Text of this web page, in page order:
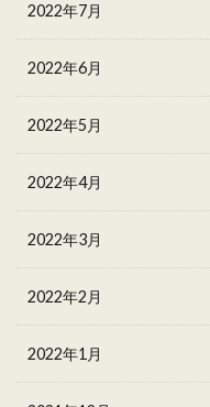
2022年7月
2022年6月
2022年5月
2022年4月
2022年3月
2022年2月
2022年1月